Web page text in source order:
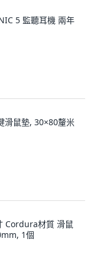
5 監聽耳機 兩年
滑鼠墊, 30×80釐米
Cordura材質 滑鼠
1個